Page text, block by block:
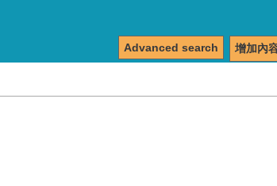
增加內
Advanced search